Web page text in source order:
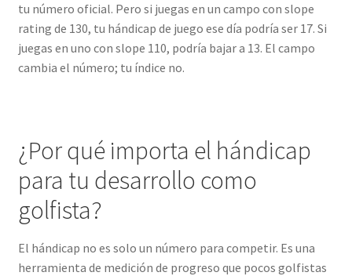
tu número oficial. Pero si juegas en un campo con slope
rating de 130, tu hándicap de juego ese día podría ser 17. Si
juegas en uno con slope 110, podría bajar a 13. El campo
cambia el número; tu índice no.
¿Por qué importa el hándicap
para tu desarrollo como
golfista?
El hándicap no es solo un número para competir. Es una
herramienta de medición de progreso que pocos golfistas